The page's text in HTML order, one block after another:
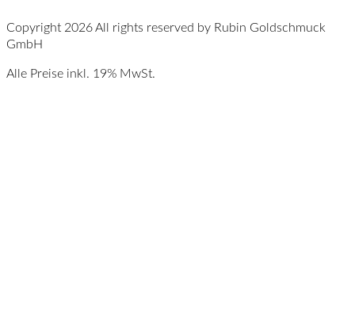
Copyright 2026 All rights reserved by Rubin Goldschmuck
GmbH
Alle Preise inkl. 19% MwSt.